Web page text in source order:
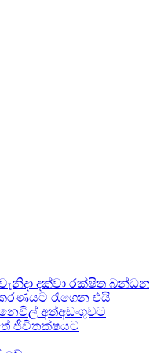
දක්වා රක්ෂිත
රැගෙන එයි
අත්අඩංගුවට
ජීවිතක්ෂයට